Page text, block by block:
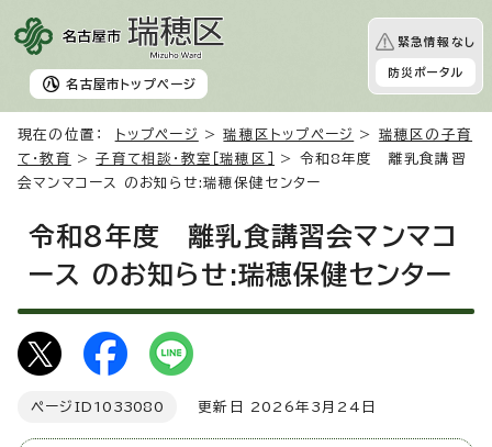
名古屋市 トップページ
緊急情報なし
防災ポータル
現在の位置： トップページ >瑞穂区トップページ > 瑞穂区の子育
て・教育
>子育て相談・教室［瑞穂区］
> 令和8年度 離乳食講習
会マンマコース のお知らせ:瑞穂保健センター
令和8年度 離乳食講習会マンマコ
ース のお知らせ:瑞穂保健センター
ページID 1033080 更新日 2026年3月24日